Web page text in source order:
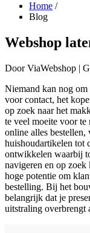
Home /
Blog
Webshop
DoorViaWebshop |
Niemand kan nog om
voor contact, het
op zoek naar het
te veel moeite voor
online alles bestellen,
huishoudartikelen tot
ontwikkelen waarbij
navigeren en op
hoge potentie om
bestelling. Bij het
belangrijk dat je
uitstraling overbrengt